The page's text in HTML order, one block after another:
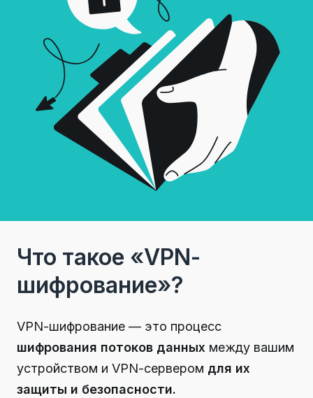
Что такое «VPN-
шифрование»?
VPN-шифрование — это процесс
шифрования потоков данных между вашим
устройством и VPN-сервером для их
защиты и безопасности.